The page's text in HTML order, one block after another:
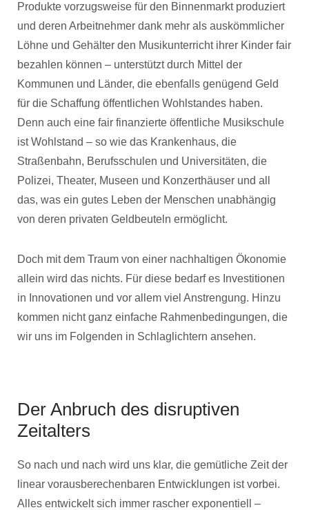
Produkte vorzugsweise für den Binnenmarkt produziert
und deren Arbeitnehmer dank mehr als auskömmlicher
Löhne und Gehälter den Musikunterricht ihrer Kinder fair
bezahlen können – unterstützt durch Mittel der
Kommunen und Länder, die ebenfalls genügend Geld
für die Schaffung öffentlichen Wohlstandes haben.
Denn auch eine fair finanzierte öffentliche Musikschule
ist Wohlstand – so wie das Krankenhaus, die
Straßenbahn, Berufsschulen und Universitäten, die
Polizei, Theater, Museen und Konzerthäuser und all
das, was ein gutes Leben der Menschen unabhängig
von deren privaten Geldbeuteln ermöglicht.
Doch mit dem Traum von einer nachhaltigen Ökonomie
allein wird das nichts. Für diese bedarf es Investitionen
in Innovationen und vor allem viel Anstrengung. Hinzu
kommen nicht ganz einfache Rahmenbedingungen, die
wir uns im Folgenden in Schlaglichtern ansehen.
Der Anbruch des disruptiven
Zeitalters
So nach und nach wird uns klar, die gemütliche Zeit der
linear vorausberechenbaren Entwicklungen ist vorbei.
Alles entwickelt sich immer rascher exponentiell –